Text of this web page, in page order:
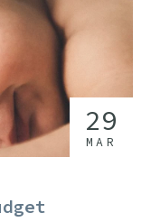
29
MAR